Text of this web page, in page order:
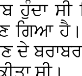
ਹੁੰਦਾ
ਗਿਆ ਹੈ।
ਦੇ
ਸੀ।